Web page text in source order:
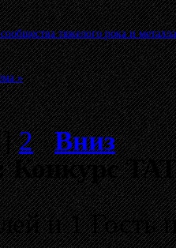
тяжелого рока и металла
»
]2
Вниз
и 1 Гость